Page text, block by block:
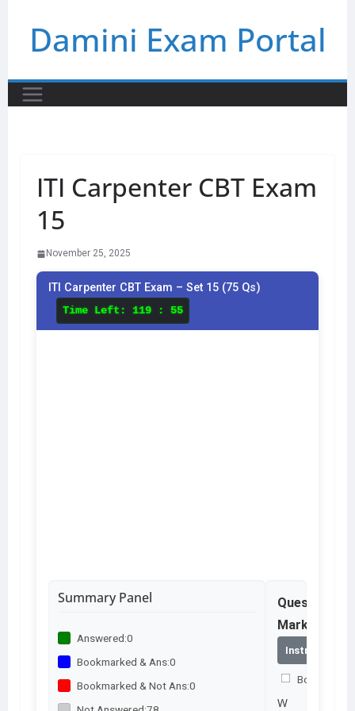
contentDamini Exam Portal
ITI Carpenter CBT Exam
15
November 25, 2025
ITI Carpenter CBT Exam – Set 15 (75 Qs)
Time Left: 119 : 55
Summary Panel
Answered:0
Bookmarked & Ans:0
Bookmarked & Not Ans:0
Question
Marks – 2.0
Instructions
Bookmark
W